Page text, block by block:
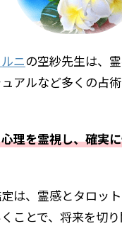
ニの空紗先生は、
アルなど多くの占
理を霊視し、確実
は、霊感とタロッ
ことで、将来を切